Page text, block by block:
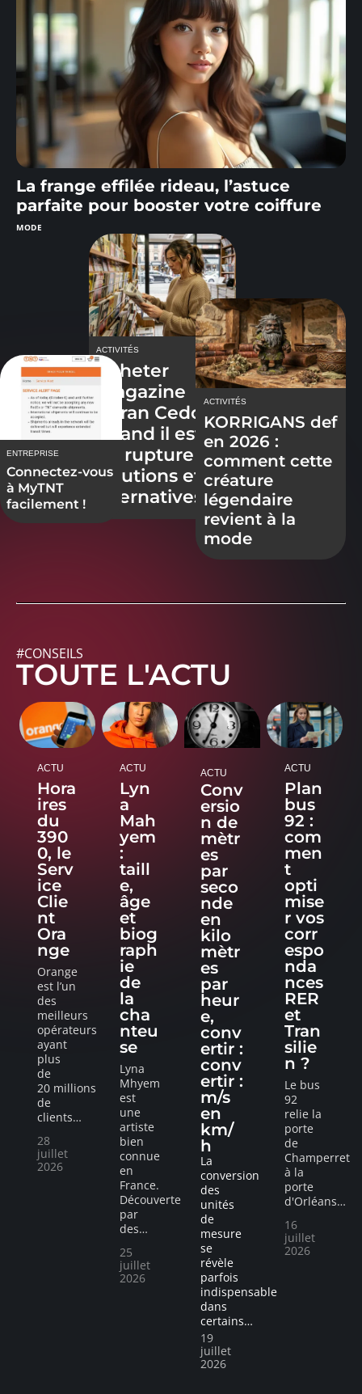
La frange effilée rideau, l’astuce
parfaite pour booster votre coiffure
MODE
ACTIVITÉS
Acheter
magazine
Garan Cedore
quand il est
en rupture :
solutions et
alternatives
ACTIVITÉS
KORRIGANS def
en 2026 :
comment cette
créature
légendaire
revient à la
mode
ENTREPRISE
Connectez-vous
à MyTNT
facilement !
#CONSEILS
TOUTE L'ACTU
ACTU
Hora
ires
du
390
0, le
Serv
ice
Clie
nt
Ora
nge
Orange
est l’un
des
meilleurs
opérateurs
ayant
plus
de
20 millions
de
clients…
28
juillet
2026
ACTU
Lyn
a
Mah
yem
:
taill
e,
âge
et
biog
raph
ie
de
la
cha
nteu
se
Lyna
Mhyem
est
une
artiste
bien
connue
en
France.
Découverte
par
des…
25
juillet
2026
ACTU
Conv
ersio
n de
mètr
es
par
seco
nde
en
kilo
mètr
es
par
heur
e,
conv
ertir :
conv
ertir :
m/s
en
km/
h
La
conversion
des
unités
de
mesure
se
révèle
parfois
indispensable
dans
certains…
19
juillet
2026
ACTU
Plan
bus
92 :
com
men
t
opti
mise
r vos
corr
espo
nda
nces
RER
et
Tran
silie
n ?
Le bus
92
relie la
porte
de
Champerret
à la
porte
d'Orléans…
16
juillet
2026